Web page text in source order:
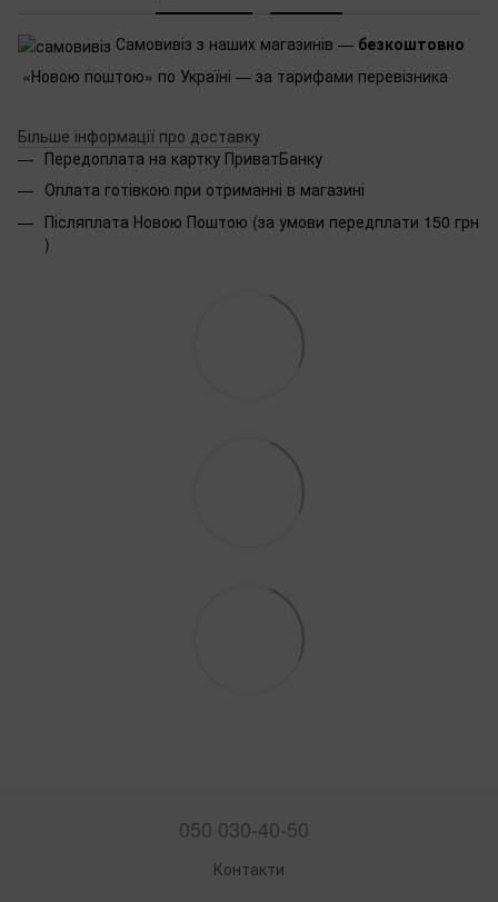
Самовивіз з наших магазинів — безкоштовно
«Новою поштою» по Україні — за тарифами перевізника
Більше інформації про доставку
Передоплата на картку ПриватБанку
Оплата готівкою при отриманні в магазині
Післяплата Новою Поштою (за умови передплати 150 грн
)
050 030-40-50
Контакти